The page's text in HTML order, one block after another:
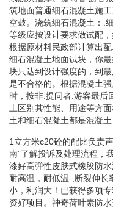
筑地面普通细石混凝土施
空鼓。浇筑细石混凝土：.
等级应按设计要求做试配
根据原材料民政部计算出
细石混凝土地面试块，你
块只达到设计强度的，到
是不合格的。根据混凝土
时，按非.提问者:游客最后
土区别其性能、用途等方
土和细石混凝土都是混凝
1立方米c20砼的配比负责
南”了解投诉及处理流程，
漆好高弹性皮肤式橡胶防
耐高温，耐低温-,断裂伸长
小，利润大！已获得多项
资好项目。神奇荷叶素防